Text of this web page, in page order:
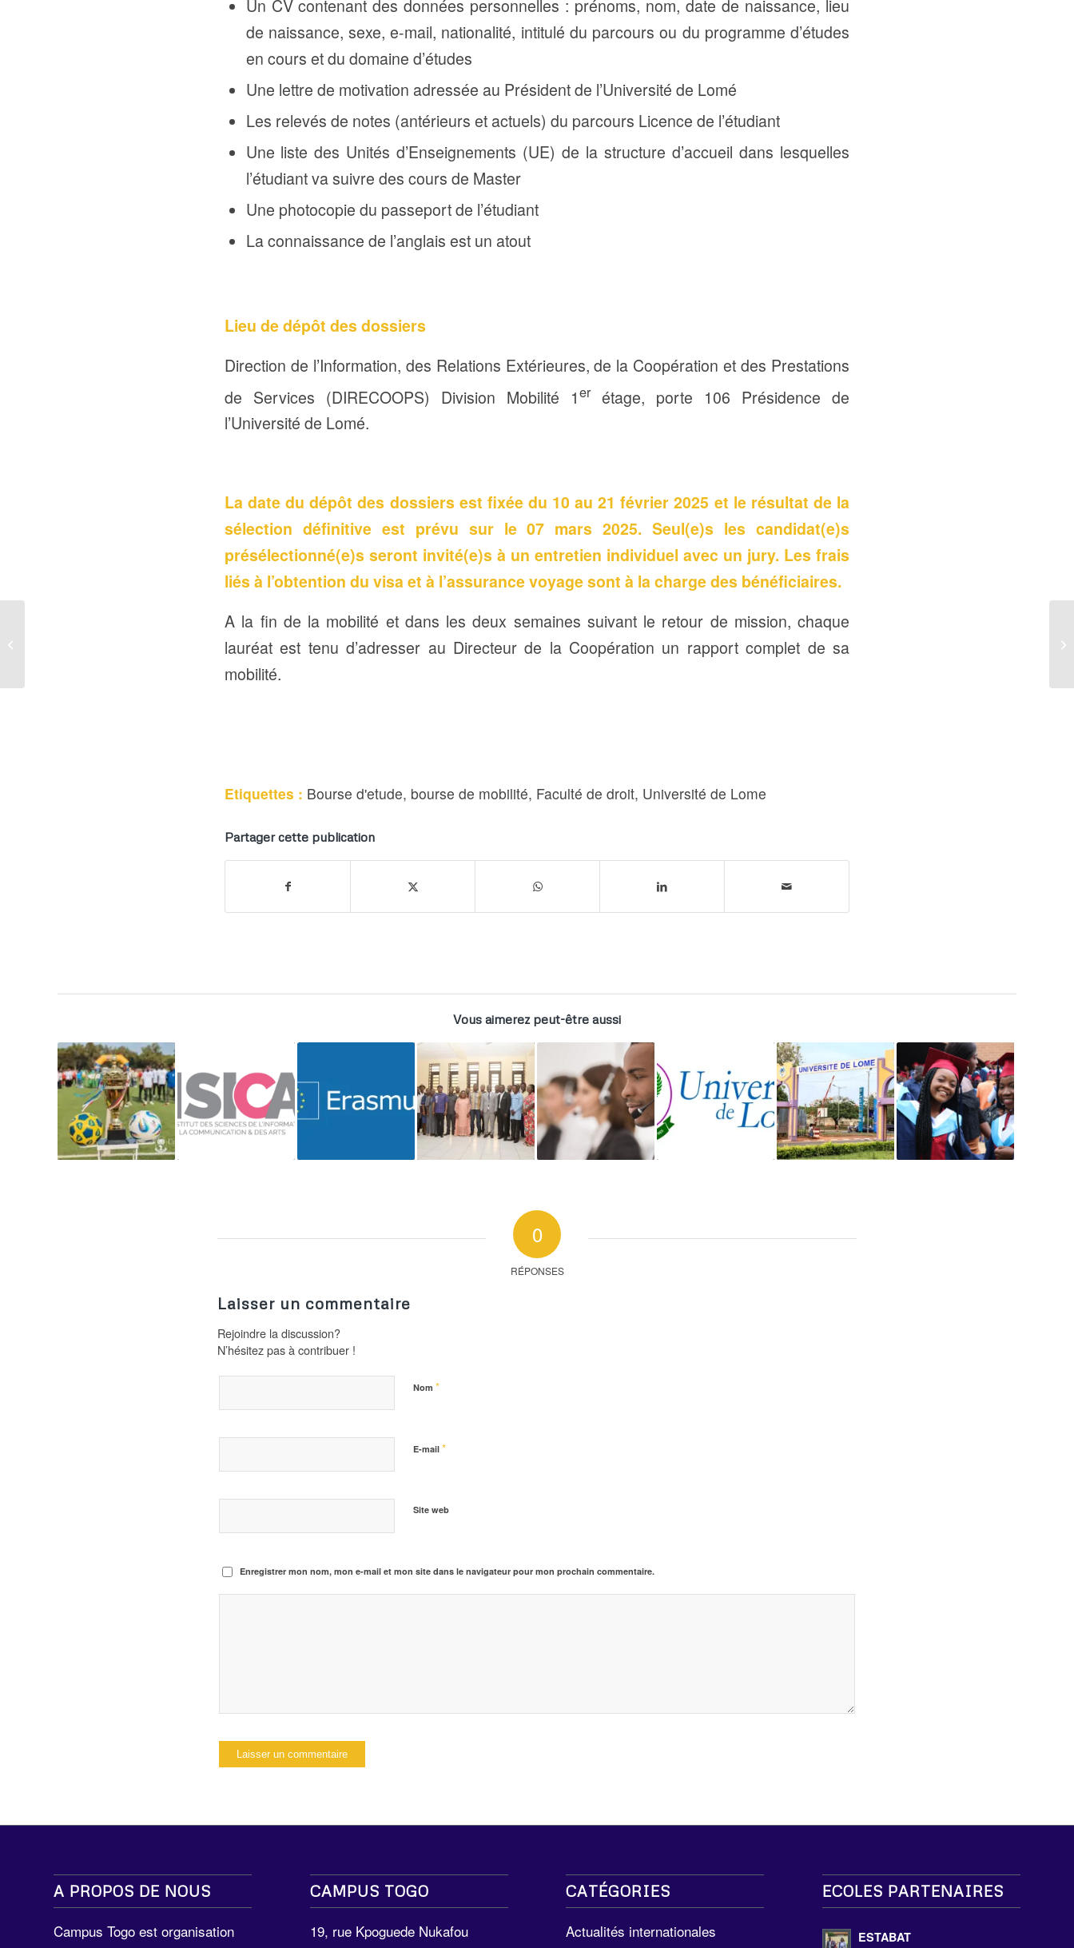
Un CV contenant des données personnelles : prénoms, nom, date de naissance, lieu
de naissance, sexe, e-mail, nationalité, intitulé du parcours ou du programme d’études
en cours et du domaine d’études
Une lettre de motivation adressée au Président de l’Université de Lomé
Les relevés de notes (antérieurs et actuels) du parcours Licence de l’étudiant
Une liste des Unités d’Enseignements (UE) de la structure d’accueil dans lesquelles
l’étudiant va suivre des cours de Master
Une photocopie du passeport de l’étudiant
La connaissance de l’anglais est un atout
Lieu de dépôt des dossiers
Direction de l’Information, des Relations Extérieures, de la Coopération et des Prestations
de Services (DIRECOOPS) Division Mobilité 1erétage, porte 106 Présidence de
l’Université de Lomé.
La date du dépôt des dossiers est fixée du 10 au 21 février 2025 et le résultat de la
sélection définitive est prévu sur le 07 mars 2025. Seul(e)s les candidat(e)s
présélectionné(e)s seront invité(e)s à un entretien individuel avec un jury. Les frais
liés à l’obtention du visa et à l’assurance voyage sont à la charge des bénéficiaires.
A la fin de la mobilité et dans les deux semaines suivant le retour de mission, chaque
lauréat est tenu d’adresser au Directeur de la Coopération un rapport complet de sa
mobilité.
Etiquettes : Bourse d'etude, bourse de mobilité, Faculté de droit, Université de Lome
Partager cette publication
Vous aimerez peut-être aussi
0
RÉPONSES
Laisser un commentaire
Rejoindre la discussion?
N’hésitez pas à contribuer !
Nom *
E-mail *
Site web
Enregistrer mon nom, mon e-mail et mon site dans le navigateur pour mon prochain commentaire.
A PROPOS DE NOUS
Campus Togo est organisation
CAMPUS TOGO
19, rue Kpoguede Nukafou
CATÉGORIES
Actualités internationales
ECOLES PARTENAIRES
ESTABAT